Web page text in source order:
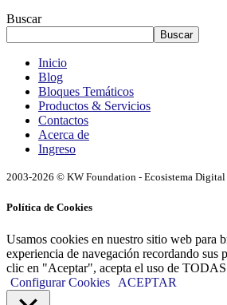
Buscar
Buscar
Inicio
Blog
Bloques Temáticos
Productos & Servicios
Contactos
Acerca de
Ingreso
2003-2026 © KW Foundation - Ecosistema
Política de Cookies
Usamos cookies en nuestro sitio web para
experiencia de navegación recordando sus
clic en "Aceptar", acepta el uso de TODAS
Configurar Cookies
ACEPTAR